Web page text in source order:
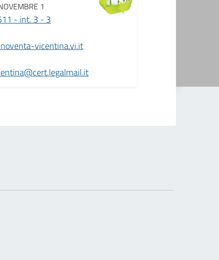
1
- int. 3 - 3
vicentina.vi.it